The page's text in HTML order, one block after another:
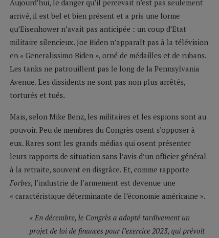
Aujourd’hui, le danger qu’il percevait n’est pas seulement
arrivé, il est bel et bien présent et a pris une forme
qu’Eisenhower n’avait pas anticipée : un coup d’Etat
militaire silencieux. Joe Biden n’apparaît pas à la télévision
en « Generalissimo Biden », orné de médailles et de rubans.
Les tanks ne patrouillent pas le long de la Pennsylvania
Avenue. Les dissidents ne sont pas non plus arrêtés,
torturés et tués.
Mais, selon Mike Benz, les militaires et les espions sont au
pouvoir. Peu de membres du Congrès osent s’opposer à
eux. Rares sont les grands médias qui osent présenter
leurs rapports de situation sans l’avis d’un officier général
à la retraite, souvent en disgrâce. Et, comme rapporte
Forbes, l’industrie de l’armement est devenue une
« caractéristique déterminante de l’économie américaine ».
« En décembre, le Congrès a adopté tardivement un
projet de loi de finances pour l’exercice 2023, qui prévoit